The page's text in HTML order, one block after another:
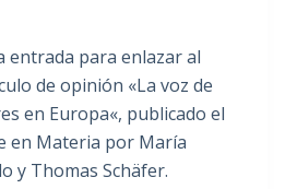
entrada para enlazar al
de opinión «La voz de
en Europa«, publicado el
en Materia por María
y Thomas Schäfer.